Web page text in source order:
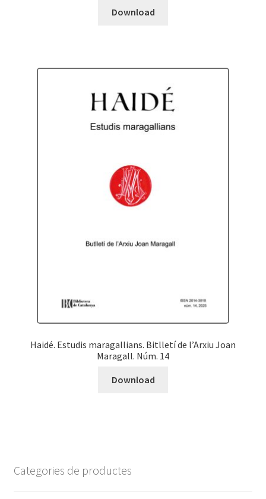
Download
Haidé. Estudis maragallians. Bitlletí de l’Arxiu Joan
Maragall. Núm. 14
Download
Categories de productes